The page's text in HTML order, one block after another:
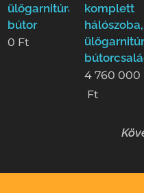
ülőgarnitúra
bútor
0 Ft
komplett
hálószoba,
4 760 000
Ft